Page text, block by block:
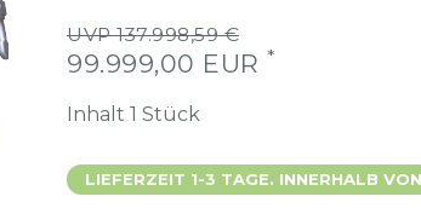
UVP 137.998,59 €
99.999,00 EUR *
Inhalt 1 Stück
LIEFERZEIT 1-3 TAGE. INNERHALB